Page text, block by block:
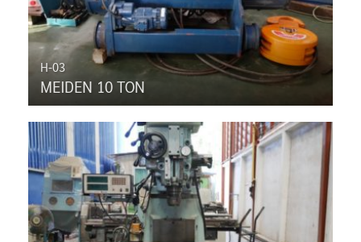
H-03
MEIDEN 10 TON